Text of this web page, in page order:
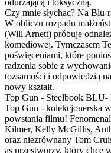
odurzającą i toksyczną.
Czy mnie słychac? Na
W obliczu rozpadu
(Will Arnett) próbuje
komediowej. Tymczasem
poświęceniami, które
radzenia sobie z
tożsamości i odpowiedzią
nowy kształt.
Top Gun - Steelbook
Top Gun - kolekcjonerska
powstania filmu!
Kilmer, Kelly McGillis,
oraz niezrównany Tom
as przestworzy, który chce